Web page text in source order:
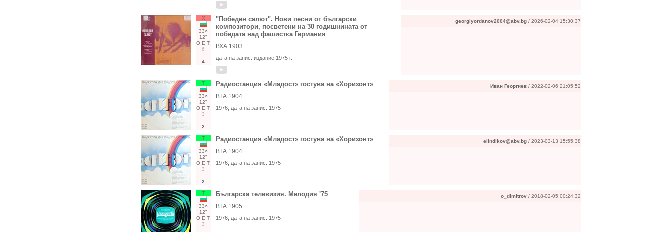
Х
33○
12"
О Е Т
6
4
"Победен салют". Нови песни от български
композитори, посветени на 30 годишнината от
победата над фашистка Германия
ВХА 1903
дата на запис: издание 1975 г.
georgiyordanov2004@abv.bg / 2026-02-04 15:30:37
Т
33○
12"
О Е Т
3
2
Радиостанция «Младост» гостува на «Хоризонт»
ВТА 1904
1976 , дата на запис: 1975
Иван Георгиев / 2022-02-06 21:05:52
Т
33○
12"
О Е Т
3
2
Радиостанция «Младост» гостува на «Хоризонт»
ВТА 1904
1976 , дата на запис: 1975
elindikov@abv.bg / 2023-03-13 15:55:38
Т
33○
12"
О Е Т
3
Българска телевизия. Мелодия '75
ВТА 1905
1976 , дата на запис: 1975
o_dimitrov / 2018-02-05 00:24:32